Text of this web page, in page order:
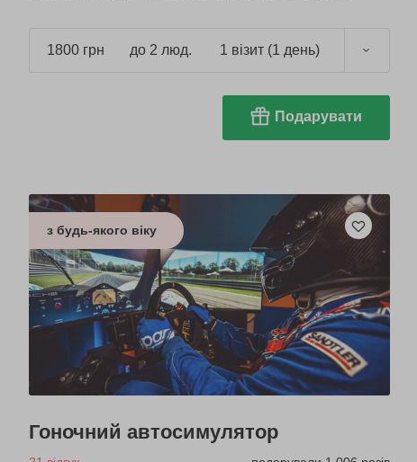
1800 грн до 2 люд. 1 візит (1 день)
Подарувати
з будь-якого віку
Гоночний автосимулятор